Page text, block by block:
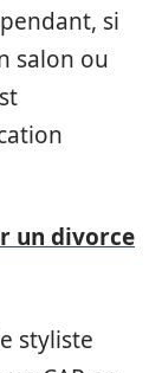
si
salon ou
un divorce
styliste